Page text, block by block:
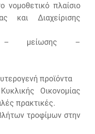
νομοθετικό πλαίσιο
και Διαχείρισης
– μείωσης –
προϊόντα
Οικονομίας
πρακτικές.
τροφίμων στην